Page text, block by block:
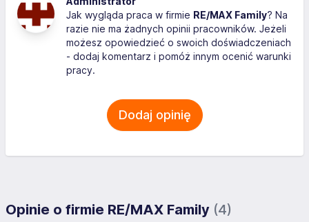
Jak wygląda praca w firmie RE/MAX Family? Na
razie nie ma żadnych opinii pracowników. Jeżeli
możesz opowiedzieć o swoich doświadczeniach
- dodaj komentarz i pomóż innym ocenić warunki
pracy.
Dodaj opinię
Opinie o firmie RE/MAX Family (4)